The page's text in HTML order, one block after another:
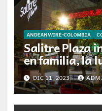
ANDEANWIRE-COLOMBIA
Salitre Plaza
en familia, la
DIC 11, 2023